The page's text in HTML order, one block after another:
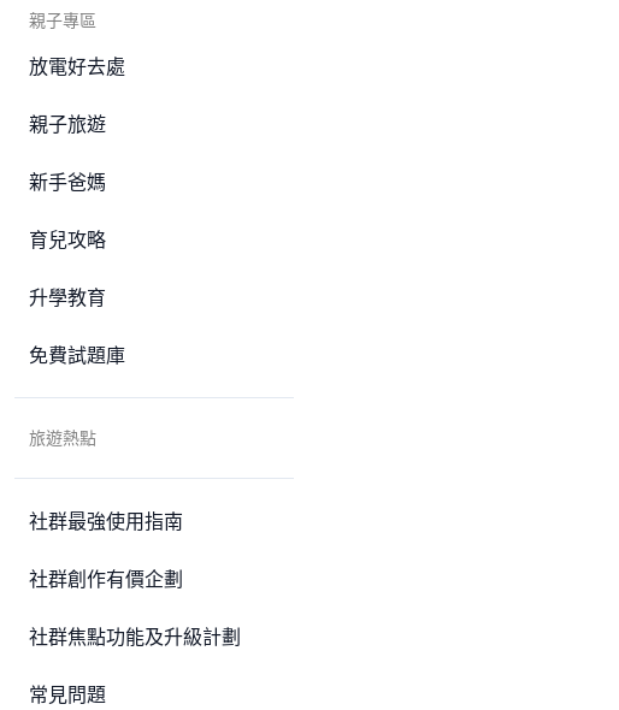
親子專區
放電好去處
親子旅遊
新手爸媽
育兒攻略
升學教育
免費試題庫
旅遊熱點
社群最強使用指南
社群創作有價企劃
社群焦點功能及升級計劃
常見問題